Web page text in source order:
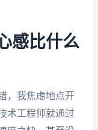
感比什么
，我焦虑地点开
术工程师就通过